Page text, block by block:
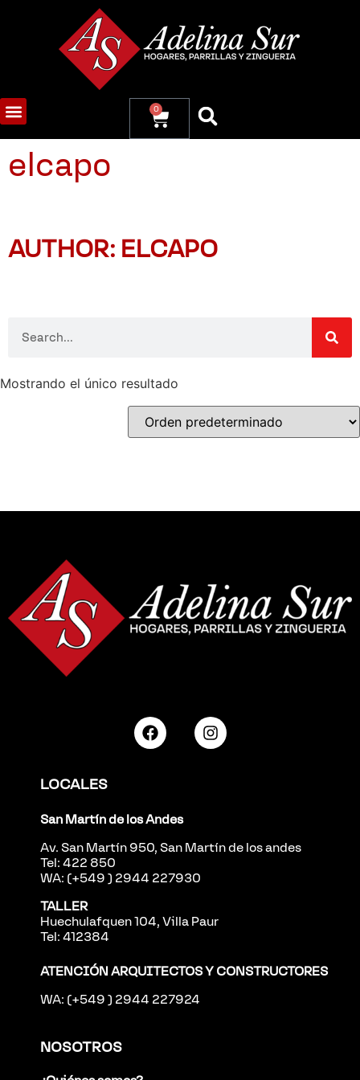
0
elcapo
AUTHOR: ELCAPO
Mostrando el único resultado
LOCALES
San Martín de los Andes
Av. San Martín 950, San Martín de los andes
Tel: 422 850
WA: (+549 ) 2944 227930
TALLER
Huechulafquen 104, Villa Paur
Tel: 412384
ATENCIÓN ARQUITECTOS Y CONSTRUCTORES
WA: (+549 ) 2944 227924
NOSOTROS